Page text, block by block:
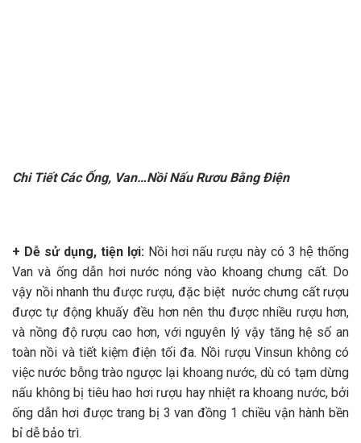
Chi Tiết Các Ống, Van…Nồi Nấu Rươu Bằng Điện
+ Dễ sử dụng, tiện lợi: Nồi hơi nấu rượu này có 3 hệ thống
Van và ống dẫn hơi nước nóng vào khoang chưng cất. Do
vậy nồi nhanh thu được rượu, đặc biệt nước chưng cất rượu
được tự động khuấy đều hơn nên thu được nhiều rượu hơn,
và nồng độ rượu cao hơn, với nguyên lý vậy tăng hệ số an
toàn nồi và tiết kiệm điện tối đa. Nồi rượu Vinsun không có
việc nước bỗng trào ngược lại khoang nước, dù có tạm dừng
nấu không bị tiêu hao hơi rượu hay nhiệt ra khoang nước, bởi
ống dẫn hơi được trang bị 3 van đồng 1 chiều vận hành bền
bỉ dễ bảo trì.